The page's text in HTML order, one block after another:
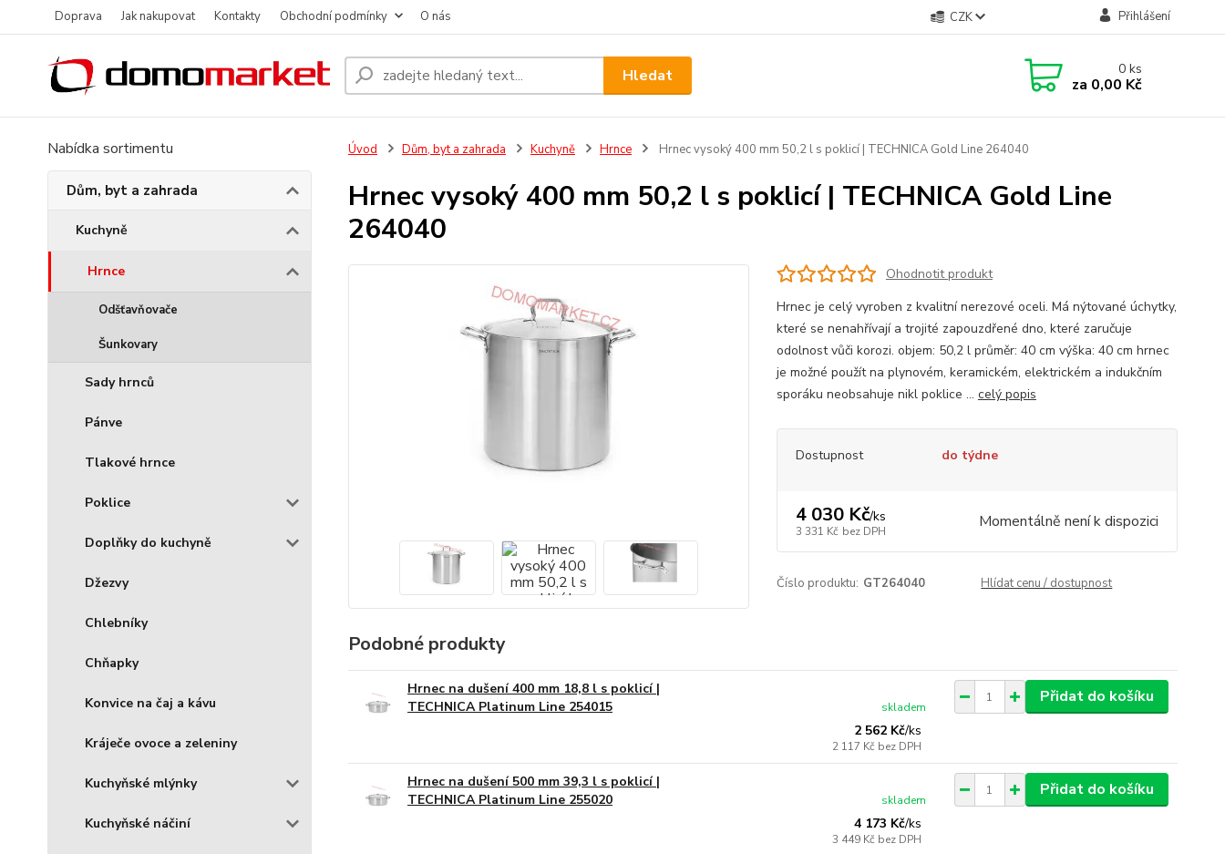
Doprava Jak nakupovat Kontakty Obchodní podmínky O nás CZK Přihlášení
Hledat 0ks
za 0,00 Kč
Nabídka sortimentu
Dům, byt a zahrada
Kuchyně
Hrnce
Odšťavňovače
Šunkovary
Sady hrnců
Pánve
Tlakové hrnce
Poklice
Doplňky do kuchyně
Džezvy
Chlebníky
Chňapky
Konvice na čaj a kávu
Kráječe ovoce a zeleniny
Kuchyňské mlýnky
Kuchyňské náčiní
Úvod Dům, byt a zahrada Kuchyně Hrnce Hrnec vysoký 400 mm 50,2 l s poklicí | TECHNICA Gold Line 264040
Hrnec vysoký 400 mm 50,2 l s poklicí | TECHNICA Gold Line
264040
Ohodnotit produkt
Hrnec je celý vyroben z kvalitní nerezové oceli. Má nýtované úchytky,
které se nenahřívají a trojité zapouzdřené dno, které zaručuje
odolnost vůči korozi. objem: 50,2 l průměr: 40 cm výška: 40 cm hrnec
je možné použít na plynovém, keramickém, elektrickém a indukčním
sporáku neobsahuje nikl poklice ... celý popis
Dostupnost do týdne
4 030 Kč/ks
3 331 Kč bez DPH Momentálně není k dispozici
Číslo produktu: GT264040 Hlídat cenu / dostupnost
Podobné produkty
Hrnec na dušení 400 mm 18,8 l s poklicí |
TECHNICA Platinum Line 254015
2 562 Kč/ks
2 117 Kč bez DPH
skladem
Přidat do košíku
Hrnec na dušení 500 mm 39,3 l s poklicí |
TECHNICA Platinum Line 255020
4 173 Kč/ks
3 449 Kč bez DPH
skladem
Přidat do košíku